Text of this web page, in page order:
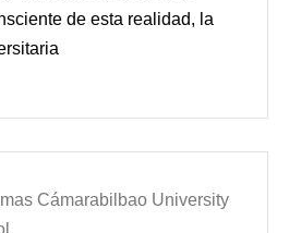
de esta realidad, la